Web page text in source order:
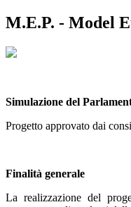
M.E.P. - Model
Simulazione del
Progetto approvato dai
Finalità generale
La realizzazione del